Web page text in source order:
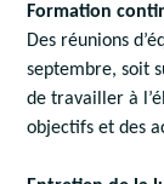
Formation
Des réunions
septembre, soit
de travailler à
objectifs et des